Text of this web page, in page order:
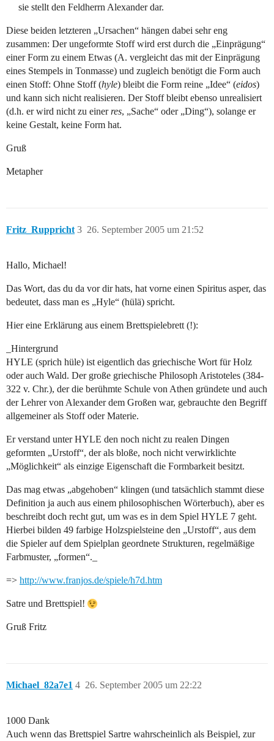
sie stellt den Feldherrn Alexander dar.
Diese beiden letzteren „Ursachen“ hängen dabei sehr eng
zusammen: Der ungeformte Stoff wird erst durch die „Einprägung“
einer Form zu einem Etwas (A. vergleicht das mit der Einprägung
eines Stempels in Tonmasse) und zugleich benötigt die Form auch
einen Stoff: Ohne Stoff (hyle) bleibt die Form reine „Idee“ (eidos)
und kann sich nicht realisieren. Der Stoff bleibt ebenso unrealisiert
(d.h. er wird nicht zu einerres, „Sache“ oder „Ding“), solange er
keine Gestalt, keine Form hat.
Gruß
Metapher
Fritz_Ruppricht 26. September 2005 um 21:52
3
Hallo, Michael!
Das Wort, das du da vor dir hats, hat vorne einen Spiritus asper, das
bedeutet, dass man es „Hyle“ (hülä) spricht.
Hier eine Erklärung aus einem Brettspielebrett (!):
_Hintergrund
HYLE (sprich hüle) ist eigentlich das griechische Wort für Holz
oder auch Wald. Der große griechische Philosoph Aristoteles (384-
322 v. Chr.), der die berühmte Schule von Athen gründete und auch
der Lehrer von Alexander dem Großen war, gebrauchte den Begriff
allgemeiner als Stoff oder Materie.
Er verstand unter HYLE den noch nicht zu realen Dingen
geformten „Urstoff“, der als bloße, noch nicht verwirklichte
„Möglichkeit“ als einzige Eigenschaft die Formbarkeit besitzt.
Das mag etwas „abgehoben“ klingen (und tatsächlich stammt diese
Definition ja auch aus einem philosophischen Wörterbuch), aber es
beschreibt doch recht gut, um was es in dem Spiel HYLE 7 geht.
Hierbei bilden 49 farbige Holzspielsteine den „Urstoff“, aus dem
die Spieler auf dem Spielplan geordnete Strukturen, regelmäßige
Farbmuster, „formen“._
=> http://www.franjos.de/spiele/h7d.htm
Satre und Brettspiel!
Gruß Fritz
Michael_82a7e1 26. September 2005 um 22:22
4
1000 Dank
Auch wenn das Brettspiel Sartre wahrscheinlich als Beispiel, zur